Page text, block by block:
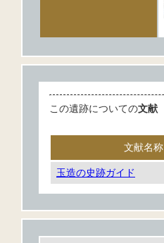
この遺跡についての文献
文献名称
玉造の史跡ガイド